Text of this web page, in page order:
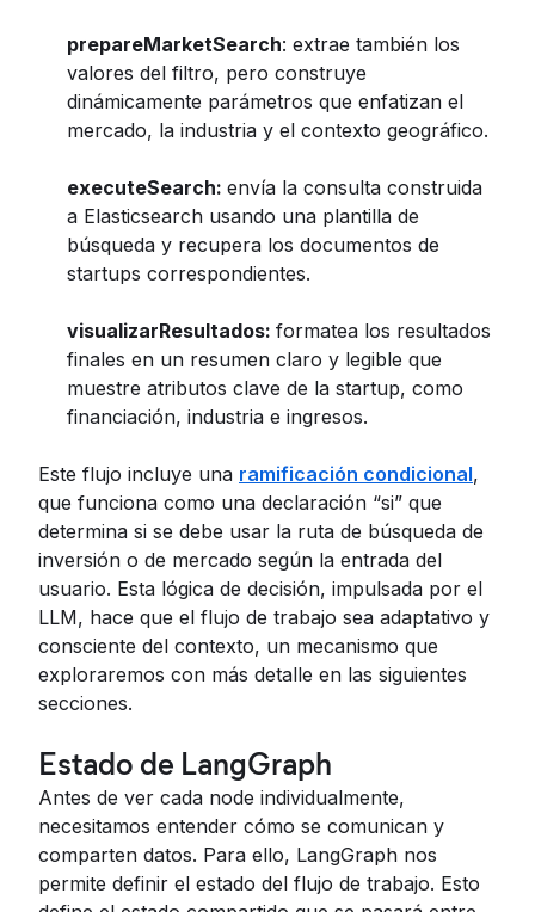
prepareMarketSearch: extrae también los
valores del filtro, pero construye
dinámicamente parámetros que enfatizan el
mercado, la industria y el contexto geográfico.
executeSearch: envía la consulta construida
a Elasticsearch usando una plantilla de
búsqueda y recupera los documentos de
startups correspondientes.
visualizarResultados: formatea los resultados
finales en un resumen claro y legible que
muestre atributos clave de la startup, como
financiación, industria e ingresos.
Este flujo incluye una ramificación condicional,
que funciona como una declaración “si” que
determina si se debe usar la ruta de búsqueda de
inversión o de mercado según la entrada del
usuario. Esta lógica de decisión, impulsada por el
LLM, hace que el flujo de trabajo sea adaptativo y
consciente del contexto, un mecanismo que
exploraremos con más detalle en las siguientes
secciones.
Estado de LangGraph
Antes de ver cada node individualmente,
necesitamos entender cómo se comunican y
comparten datos. Para ello, LangGraph nos
permite definir el estado del flujo de trabajo. Esto